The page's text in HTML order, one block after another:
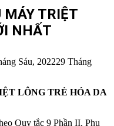
TRIỆT
NHẤT
Sáu, 202229 Tháng
LÔNG TRẺ HÓA DA
Quy tắc 9 Phần II, Phụ